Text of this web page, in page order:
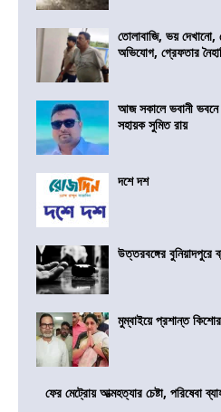
তোলাবাজি, ভয় দেখানো,
অভিযোগ, গ্রেফতার
আজ সকালে ভবানী ভবনে
সহায়ক সুমিত রায়
দশে দশ
উত্তরবঙ্গের বুনিয়াদপুরে
মুম্বাইয়ে প্রশান্ত কিশোর
ফের মেট্রোয় আত্মহত্যার চেষ্টা, পরিষেবা